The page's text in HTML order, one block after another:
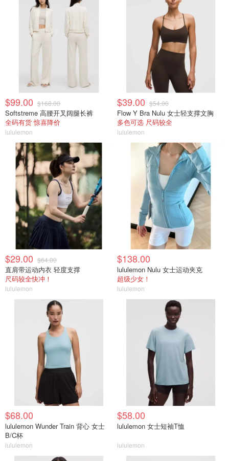
$99.00 $168.00
Softstreme 高腰开叉阔腿长裤
全码有货 惊喜降价
lululemon
$39.00 $54.00
Flow Y Bra Nulu 女士轻支撑文胸
多色可选 尺码较全
lululemon
$29.00 $64.00
直肩带运动内衣 轻度支撑
尺码较全快冲！
lululemon
$138.00
lululemon Nulu 女士运动夹克
超级少女！
lululemon
$68.00
lululemon Wunder Train 背心 女士
B/C杯
lululemon
$58.00
lululemon 女士短袖T恤
lululemon